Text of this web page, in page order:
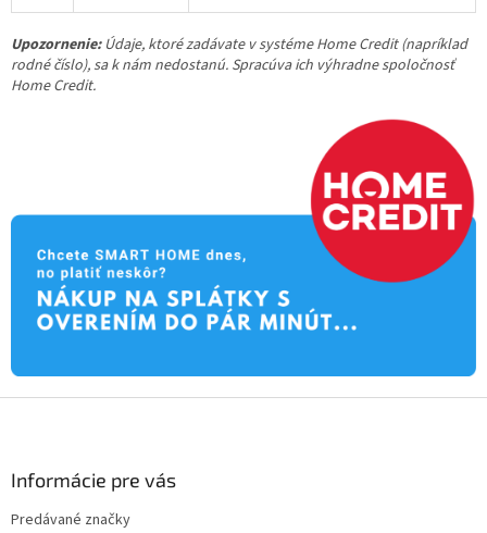
Upozornenie:Údaje, ktoré zadávate v systéme Home Credit (napríklad
rodné číslo), sa k nám nedostanú. Spracúva ich výhradne spoločnosť
Home Credit.
Informácie pre vás
Predávané značky